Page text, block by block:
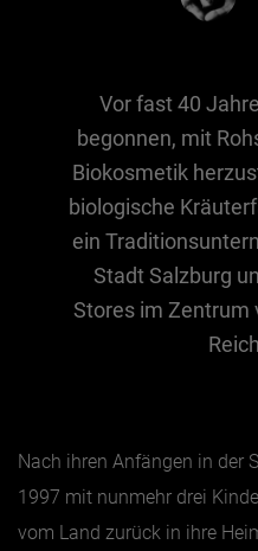
Nachhaltigkeit
Kunst & Kultur
BEITRÄGE NACH
Vor fast 40
begonnen, mit
Biokosmetik
biologische
ein
Stadt Salzburg
Stores im Zentrum
Nach ihren Anfängen in der
1997 mit nunmehr drei
vom Land zurück in ihre